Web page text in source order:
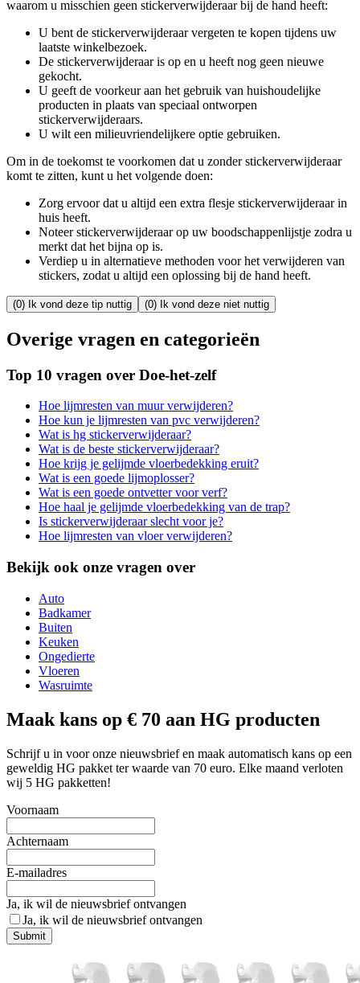
waarom u misschien geen stickerverwijderaar bij de hand heeft:
U bent de stickerverwijderaar vergeten te kopen tijdens uw
laatste winkelbezoek.
De stickerverwijderaar is op en u heeft nog geen nieuwe
gekocht.
U geeft de voorkeur aan het gebruik van huishoudelijke
producten in plaats van speciaal ontworpen
stickerverwijderaars.
U wilt een milieuvriendelijkere optie gebruiken.
Om in de toekomst te voorkomen dat u zonder stickerverwijderaar
komt te zitten, kunt u het volgende doen:
Zorg ervoor dat u altijd een extra flesje stickerverwijderaar in
huis heeft.
Noteer stickerverwijderaar op uw boodschappenlijstje zodra u
merkt dat het bijna op is.
Verdiep u in alternatieve methoden voor het verwijderen van
stickers, zodat u altijd een oplossing bij de hand heeft.
(0) Ik vond deze tip nuttig (0) Ik vond deze niet nuttig
Overige vragen en categorieën
Top 10 vragen over Doe-het-zelf
Hoe lijmresten van muur verwijderen?
Hoe kun je lijmresten van pvc verwijderen?
Wat is hg stickerverwijderaar?
Wat is de beste stickerverwijderaar?
Hoe krijg je gelijmde vloerbedekking eruit?
Wat is een goede lijmoplosser?
Wat is een goede ontvetter voor verf?
Hoe haal je gelijmde vloerbedekking van de trap?
Is stickerverwijderaar slecht voor je?
Hoe lijmresten van vloer verwijderen?
Bekijk ook onze vragen over
Auto
Badkamer
Buiten
Keuken
Ongedierte
Vloeren
Wasruimte
Maak kans op € 70 aan HG producten
Schrijf u in voor onze nieuwsbrief en maak automatisch kans op een
geweldig HG pakket ter waarde van 70 euro. Elke maand verloten
wij 5 HG pakketten!
Voornaam
Achternaam
E-mailadres
Ja, ik wil de nieuwsbrief ontvangen
Ja, ik wil de nieuwsbrief ontvangen
Submit